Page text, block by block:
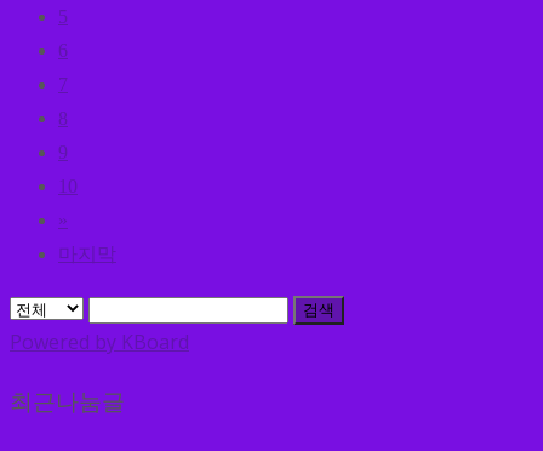
5
6
7
8
9
10
»
마지막
검색
Powered by KBoard
최근나눔글